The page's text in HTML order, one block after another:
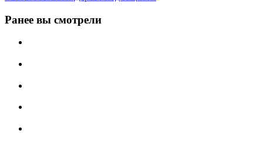
Ранее вы смотрели